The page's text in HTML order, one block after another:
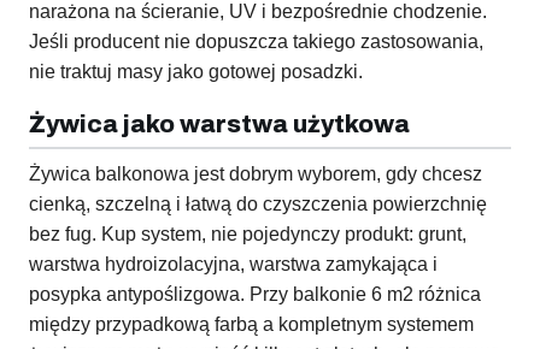
narażona na ścieranie, UV i bezpośrednie chodzenie.
Jeśli producent nie dopuszcza takiego zastosowania,
nie traktuj masy jako gotowej posadzki.
Żywica jako warstwa użytkowa
Żywica balkonowa jest dobrym wyborem, gdy chcesz
cienką, szczelną i łatwą do czyszczenia powierzchnię
bez fug. Kup system, nie pojedynczy produkt: grunt,
warstwa hydroizolacyjna, warstwa zamykająca i
posypka antypoślizgowa. Przy balkonie 6 m2 różnica
między przypadkową farbą a kompletnym systemem